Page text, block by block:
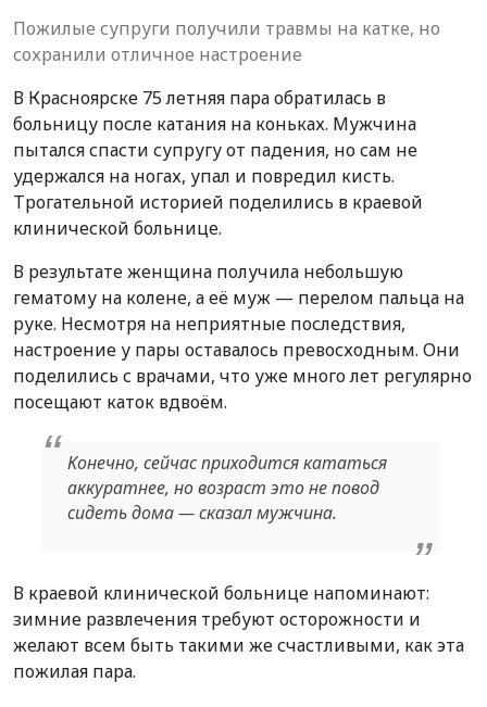
Пожилые супруги получили травмы на катке, но
сохранили отличное настроение
В Красноярске 75 летняя пара обратилась в
больницу после катания на коньках. Мужчина
пытался спасти супругу от падения, но сам не
удержался на ногах, упал и повредил кисть.
Трогательной историей поделились в краевой
клинической больнице.
В результате женщина получила небольшую
гематому на колене, а её муж — перелом пальца на
руке. Несмотря на неприятные последствия,
настроение у пары оставалось превосходным. Они
поделились с врачами, что уже много лет регулярно
посещают каток вдвоём.
Конечно, сейчас приходится кататься
аккуратнее, но возраст это не повод
сидеть дома — сказал мужчина.
В краевой клинической больнице напоминают:
зимние развлечения требуют осторожности и
желают всем быть такими же счастливыми, как эта
пожилая пара.